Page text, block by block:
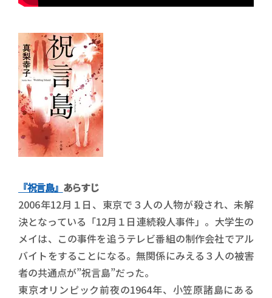
『祝言島』 あらすじ
2006年12月１日、東京で３人の人物が殺され、未解
決となっている「12月１日連続殺人事件」。大学生の
メイは、この事件を追うテレビ番組の制作会社でアル
バイトをすることになる。無関係にみえる３人の被害
者の共通点が”祝言島”だった。
東京オリンピック前夜の1964年、小笠原諸島にある